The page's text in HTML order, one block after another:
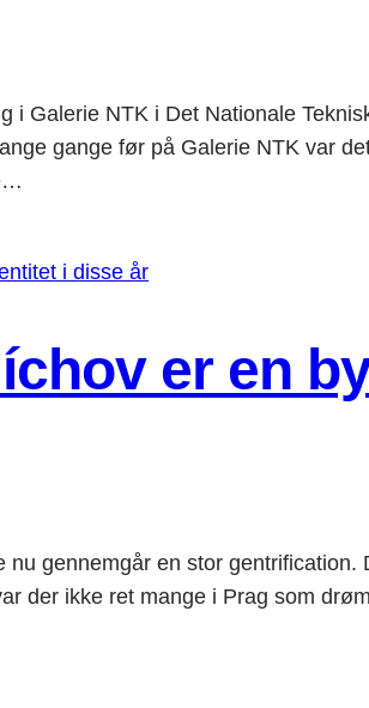
Galerie NTK i Det Nationale
gange før på Galerie NTK var
er en
gennemgår en stor gentrification.
der ikke ret mange i Prag som